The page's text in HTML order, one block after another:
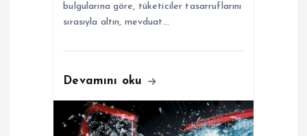
bulgularına göre, tüketiciler tasarruflarını
sırasıyla altın, mevduat…
Devamını oku